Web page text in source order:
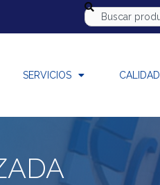
SERVICIOS CALIDAD